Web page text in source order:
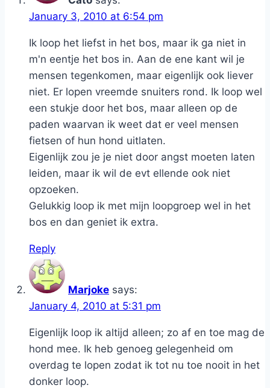
January 3, 2010 at 6:54 pm
Ik loop het liefst in het bos, maar ik ga niet in
m'n eentje het bos in. Aan de ene kant wil je
mensen tegenkomen, maar eigenlijk ook liever
niet. Er lopen vreemde snuiters rond. Ik loop wel
een stukje door het bos, maar alleen op de
paden waarvan ik weet dat er veel mensen
fietsen of hun hond uitlaten.
Eigenlijk zou je je niet door angst moeten laten
leiden, maar ik wil de evt ellende ook niet
opzoeken.
Gelukkig loop ik met mijn loopgroep wel in het
bos en dan geniet ik extra.
Reply
Marjoke says:
January 4, 2010 at 5:31 pm
Eigenlijk loop ik altijd alleen; zo af en toe mag de
hond mee. Ik heb genoeg gelegenheid om
overdag te lopen zodat ik tot nu toe nooit in het
donker loop.